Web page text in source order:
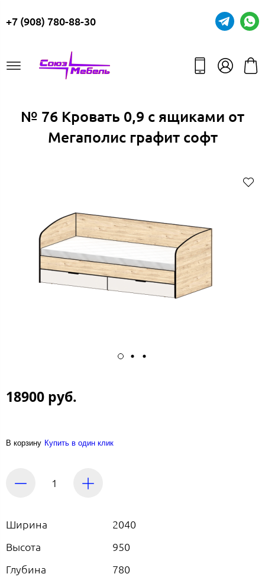
+7 (908) 780-88-30
№ 76 Кровать 0,9 с ящиками от
Мегаполис графит софт
18900 руб.
В корзину Купить в один клик
Ширина
2040
Высота
950
Глубина
780